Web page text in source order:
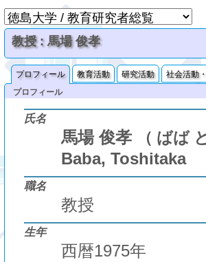
教授 : 馬場 俊孝
プロフィール 教育活動 研究活動 社会活動
プロフィール
氏名
馬場 俊孝 （ ばば
Baba, Toshitaka
職名
教授
生年
西暦1975年